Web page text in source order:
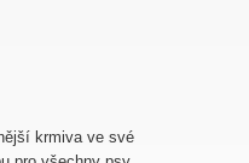
krmiva ve své